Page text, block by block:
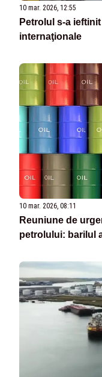
10 mar. 2026, 12:55
Petrolul s-a
internaţionale
10 mar. 2026, 08:11
Reuniune de
petrolului: barilul